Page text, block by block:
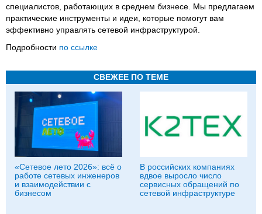
специалистов, работающих в среднем бизнесе. Мы предлагаем
практические инструменты и идеи, которые помогут вам
эффективно управлять сетевой инфраструктурой.
Подробности по ссылке
СВЕЖЕЕ ПО ТЕМЕ
«Сетевое лето 2026»: всё о
работе сетевых инженеров
и взаимодействии с
бизнесом
В российских компаниях
вдвое выросло число
сервисных обращений по
сетевой инфраструктуре